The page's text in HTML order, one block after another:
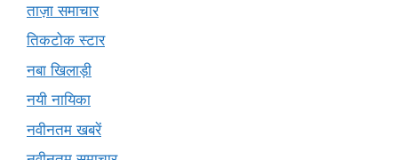
ताज़ा समाचार
तिकटोक स्टार
नबा खिलाड़ी
नयी नायिका
नवीनतम खबरें